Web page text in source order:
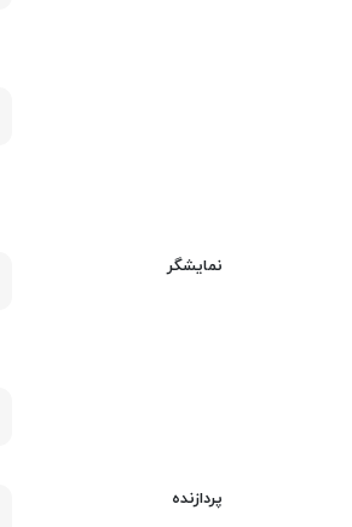
نمایشگر
پردازنده